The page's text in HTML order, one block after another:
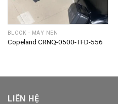
BLOCK - MÁY NÉN
Copeland CRNQ-0500-TFD-556
LIÊN HỆ